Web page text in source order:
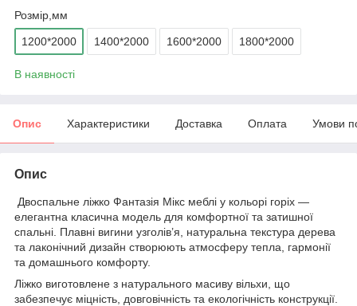
Розмір,мм
1200*2000 1400*2000 1600*2000 1800*2000
В наявності
Опис Характеристики Доставка Оплата Умови
Опис
Двоспальне ліжко Фантазія Мікс меблі у кольорі горіх —
елегантна класична модель для комфортної та затишної
спальні. Плавні вигини узголів’я, натуральна текстура дерева
та лаконічний дизайн створюють атмосферу тепла, гармонії
та домашнього комфорту.
Ліжко виготовлене з натурального масиву вільхи, що
забезпечує міцність, довговічність та екологічність конструкції.